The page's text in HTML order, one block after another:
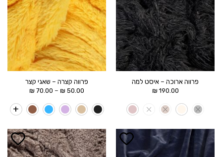
פרווה ארוכה – איסט למה
190.00
₪
פרווה קצרה – שאגי קצר
50.00
₪
–
70.00
₪
עד
הוסף ל
הוסף ל